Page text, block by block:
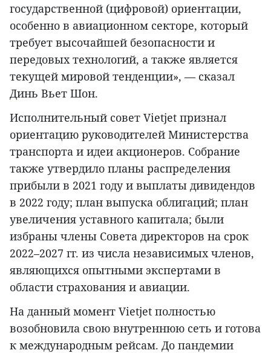
государственной (цифровой) ориентации,
особенно в авиационном секторе, который
требует высочайшей безопасности и
передовых технологий, а также является
текущей мировой тенденции», — сказал
Динь Вьет Шон.
Исполнительный совет Vietjet признал
ориентацию руководителей Министерства
транспорта и идеи акционеров. Собрание
также утвердило планы распределения
прибыли в 2021 году и выплаты дивидендов
в 2022 году; план выпуска облигаций; план
увеличения уставного капитала; были
избраны члены Совета директоров на срок
2022–2027 гг. из числа независимых членов,
являющихся опытными экспертами в
области страхования и авиации.
На данный момент Vietjet полностью
возобновила свою внутреннюю сеть и готова
к международным рейсам. До пандемии